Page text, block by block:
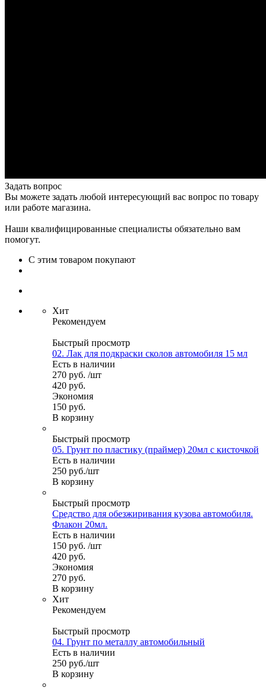
Задать вопрос
Вы можете задать любой интересующий вас вопрос по товару
или работе магазина.
Наши квалифицированные специалисты обязательно вам
помогут.
С этим товаром покупают
Хит
Рекомендуем
Быстрый просмотр
02. Лак для подкраски сколов автомобиля 15 мл
Есть в наличии
270 руб. /шт
420 руб.
Экономия
150 руб.
В корзину
Быстрый просмотр
05. Грунт по пластику (праймер) 20мл с кисточкой
Есть в наличии
250 руб./шт
В корзину
Быстрый просмотр
Средство для обезжиривания кузова автомобиля.
Флакон 20мл.
Есть в наличии
150 руб. /шт
420 руб.
Экономия
270 руб.
В корзину
Хит
Рекомендуем
Быстрый просмотр
04. Грунт по металлу автомобильный
Есть в наличии
250 руб./шт
В корзину